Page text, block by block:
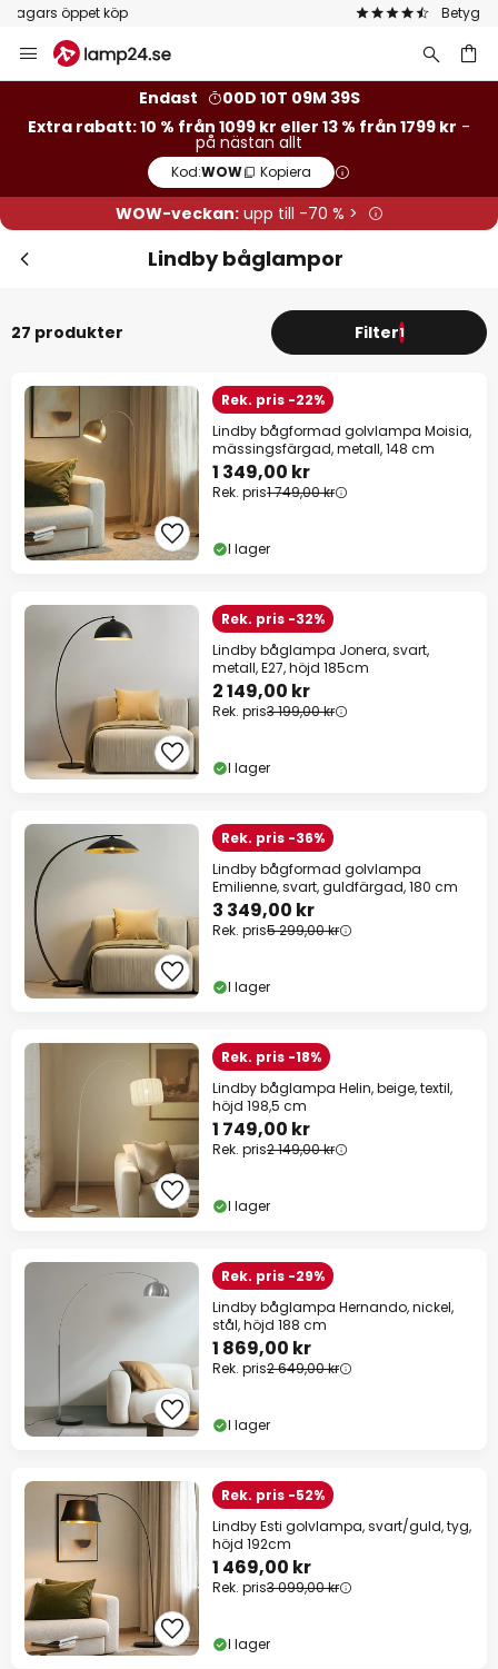
Betygsatt som 'Bra' på Trustpilot
Hoppa
till
Endast
00D 10T 09M 38S
Extra rabatt: 10 % från 1099 kr eller 13 % från 1799 kr -
på nästan allt
Kod:WOW Kopiera
WOW-veckan:upp till -70 % >
Lindby båglampor
27 produkter Filter1
Rek. pris -22%
Lindby bågformad golvlampa Moisia,
mässingsfärgad, metall, 148 cm
1 349,00 kr
Rek. pris1 749,00 kr
I lager
Rek. pris -32%
Lindby båglampa Jonera, svart,
metall, E27, höjd 185cm
2 149,00 kr
Rek. pris3 199,00 kr
I lager
Rek. pris -36%
Lindby bågformad golvlampa
Emilienne, svart, guldfärgad, 180 cm
3 349,00 kr
Rek. pris5 299,00 kr
I lager
Rek. pris -18%
Lindby båglampa Helin, beige, textil,
höjd 198,5 cm
1 749,00 kr
Rek. pris2 149,00 kr
I lager
Rek. pris -29%
Lindby båglampa Hernando, nickel,
stål, höjd 188 cm
1 869,00 kr
Rek. pris2 649,00 kr
I lager
Rek. pris -52%
Lindby Esti golvlampa, svart/guld, tyg,
höjd 192cm
1 469,00 kr
Rek. pris3 099,00 kr
I lager
Extra rabatt
13 % rabatt från 1799 kr
på nästan allt*
Kod: WOW Kopiera
Se erbjudanden
*exkluderade varumärken